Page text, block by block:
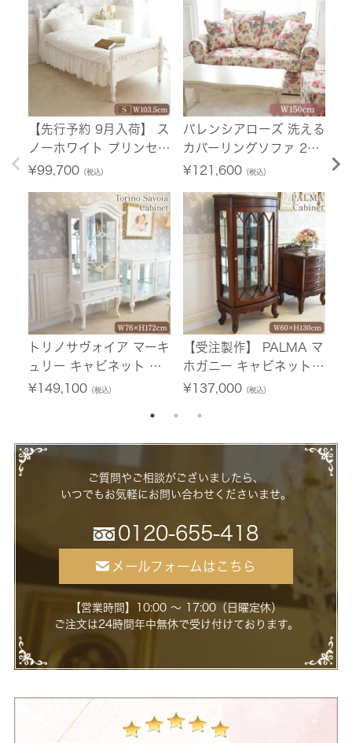
【先行予約 9月入荷】 ス
ノーホワイト プリンセス
シングルベッド ホワイト
設置サービス付】
¥99,700（税込）
トリノサヴォイア マーキ
ュリー キャビネット ホ
ワイト 幅76cm 【送料無
¥149,100（税込）
バレンシアローズ 洗える
カバーリングソファ 2人
掛け(2P) 薔薇 幅150cm
ス付】
¥121,600（税込）
【受注製作】 PALMA マ
ホガニー キャビネット
幅60cm 【送料無料/設
¥137,000（税込）
¥
ご質問やご相談がございましたら、
いつでもお気軽にお問い合わせくださいませ。
0120-655-418
メールフォームはこちら
【営業時間】10:00 ～ 17:00（日曜定休）
ご注文は24時間年中無休で受け付けております。